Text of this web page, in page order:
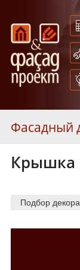
Фасадный
Карнизы из
Молдинги из
Сандрики из
Балюстрады из
Полуколонны из
Крышка
Подбор